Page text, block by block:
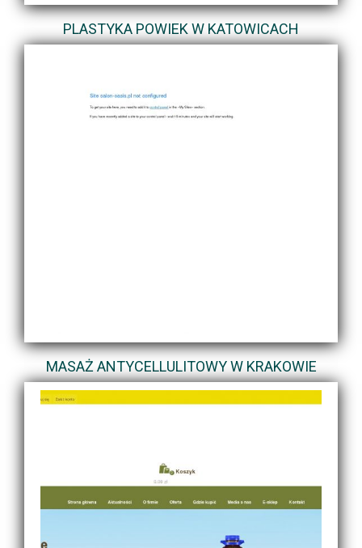
PLASTYKA POWIEK W KATOWICACH
MASAŻ ANTYCELLULITOWY W KRAKOWIE